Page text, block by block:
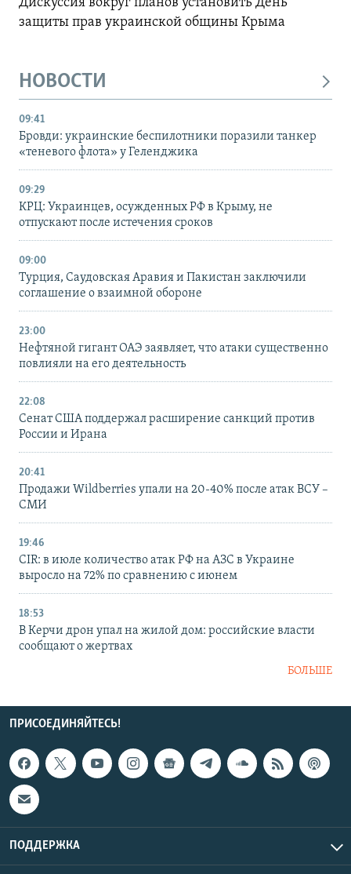
защиты прав украинской общины Крыма
НОВОСТИ
09:41
Бровди: украинские беспилотники поразили танкер
«теневого флота» у Геленджика
09:29
КРЦ: Украинцев, осужденных РФ в Крыму, не
отпускают после истечения сроков
09:00
Турция, Саудовская Аравия и Пакистан заключили
соглашение о взаимной обороне
23:00
Нефтяной гигант ОАЭ заявляет, что атаки существенно
повлияли на его деятельность
22:08
Сенат США поддержал расширение санкций против
России и Ирана
20:41
Продажи Wildberries упали на 20-40% после атак ВСУ –
СМИ
19:46
CIR: в июле количество атак РФ на АЗС в Украине
выросло на 72% по сравнению с июнем
18:53
В Керчи дрон упал на жилой дом: российские власти
сообщают о жертвах
БОЛЬШЕ
ПРИСОЕДИНЯЙТЕСЬ!
ПОДДЕРЖКА